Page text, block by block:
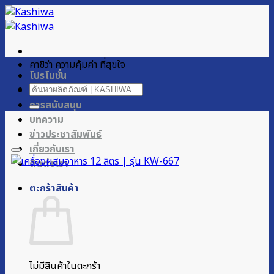
ข้าม
ไป
เนื้อหา
โปรโมชั่น
ผลิตภัณฑ์ของเรา
การสนับสนุน
บทความ
ข่าวประชาสัมพันธ์
เกี่ยวกับเรา
ติดต่อเรา
ตะกร้าสินค้า
ไม่มีสินค้าในตะกร้า
คาชิว่า ความคุ้มค่า ที่สุขใจ
ค้นหา: